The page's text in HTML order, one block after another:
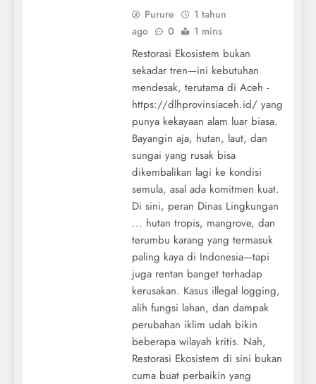
Purure
1 tahun
ago
0 1 mins
Restorasi Ekosistem bukan
sekadar tren—ini kebutuhan
mendesak, terutama di Aceh -
https://dlhprovinsiaceh.id/ yang
punya kekayaan alam luar biasa.
Bayangin aja, hutan, laut, dan
sungai yang rusak bisa
dikembalikan lagi ke kondisi
semula, asal ada komitmen kuat.
Di sini, peran Dinas Lingkungan
... hutan tropis, mangrove, dan
terumbu karang yang termasuk
paling kaya di Indonesia—tapi
juga rentan banget terhadap
kerusakan. Kasus illegal logging,
alih fungsi lahan, dan dampak
perubahan iklim udah bikin
beberapa wilayah kritis. Nah,
Restorasi Ekosistem di sini bukan
cuma buat perbaikin yang